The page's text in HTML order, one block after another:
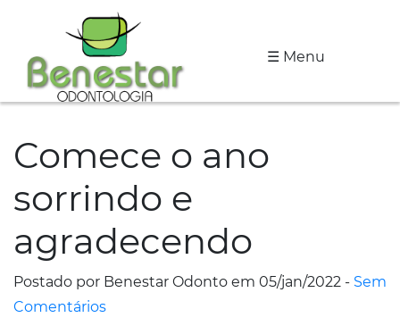
☰ Menu
A
Clínica
Especialidades
Tratamentos
Depoimentos
Dicas
de
Comece o ano
sorrindo e
agradecendo
Postado por Benestar Odonto em 05/jan/2022 - Sem
Comentários